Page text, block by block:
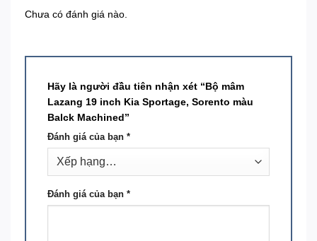
Chưa có đánh giá nào.
Hãy là người đầu tiên nhận xét “Bộ mâm
Lazang 19 inch Kia Sportage, Sorento màu
Balck Machined”
Đánh giá của bạn *
Đánh giá của bạn *